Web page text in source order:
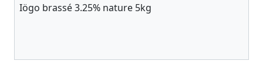
Iögo brassé 3.25% nature 5kg